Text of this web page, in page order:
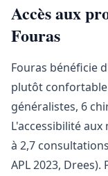
Accès aux
Fouras
Fouras bénéficie
plutôt
généralistes, 6
L'accessibilité
à 2,7
APL 2023,